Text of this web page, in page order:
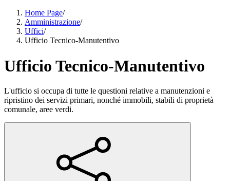
Home Page/
Amministrazione/
Uffici/
Ufficio Tecnico-Manutentivo
Ufficio Tecnico-Manutentivo
L'ufficio si occupa di tutte le questioni relative a manutenzioni e
ripristino dei servizi primari, nonché immobili, stabili di proprietà
comunale, aree verdi.